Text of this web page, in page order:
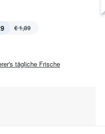
€ 1,89
tägliche Frische